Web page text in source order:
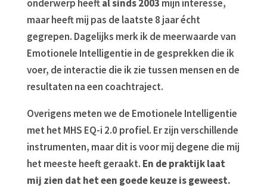
onderwerp heeftal sinds 2003 mijn interesse,
maar heeft mij pas de laatste 8 jaar écht
gegrepen. Dagelijks merk ik de meerwaarde van
Emotionele Intelligentie in de gesprekken die ik
voer, de interactie die ik zie tussen mensen en de
resultaten na een coachtraject.
Overigens meten we de Emotionele Intelligentie
met het MHS EQ-i 2.0 profiel. Er zijn verschillende
instrumenten, maar dit is voor mij degene die mij
het meeste heeft geraakt. En de praktijk laat
mij zien dat het een goede keuze is geweest.